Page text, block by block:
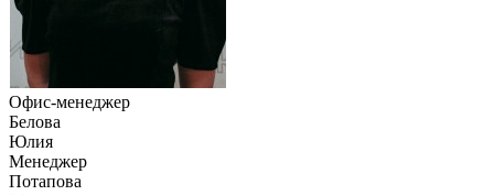
Офис-менеджер
Белова
Юлия
Менеджер
Потапова